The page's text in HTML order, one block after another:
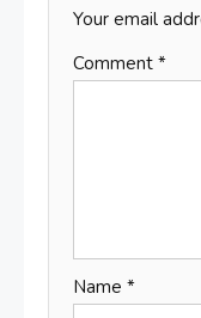
Your email
Comment *
Name *